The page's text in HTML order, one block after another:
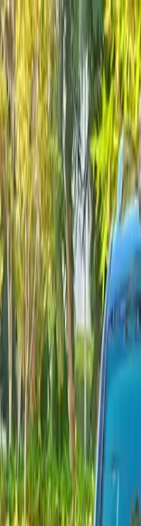
Inicio
Coches
/
Volkswagen
Marca destacada
Alquiler de
Explora todos los
alquiler en Agadir. Abre
equipamiento y opciones
Cada Volkswagen que
para estar lista para el
Respuesta rápida
Los alquileres
modelos, con precios
reserva rápida por
Modelos disponibles
3
Tarifa diaria mínima
800 MAD
Motorizaciones
diesel
LujoPremiumSUV